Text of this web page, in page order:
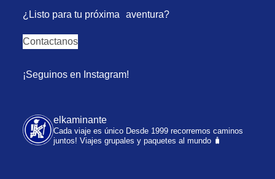
¿Listo para tu próxima aventura?
Contactanos
¡Seguinos en Instagram!
elkaminante
Cada viaje es único Desde 1999 recorremos caminos
juntos! Viajes grupales y paquetes al mundo 🧳